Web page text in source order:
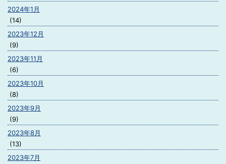
2024年1月
(14)
2023年12月
(9)
2023年11月
(6)
2023年10月
(8)
2023年9月
(9)
2023年8月
(13)
2023年7月